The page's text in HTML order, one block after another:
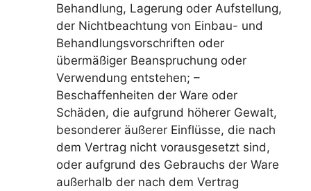
Behandlung, Lagerung oder Aufstellung,
der Nichtbeachtung von Einbau- und
Behandlungsvorschriften oder
übermäßiger Beanspruchung oder
Verwendung entstehen; –
Beschaffenheiten der Ware oder
Schäden, die aufgrund höherer Gewalt,
besonderer äußerer Einflüsse, die nach
dem Vertrag nicht vorausgesetzt sind,
oder aufgrund des Gebrauchs der Ware
außerhalb der nach dem Vertrag